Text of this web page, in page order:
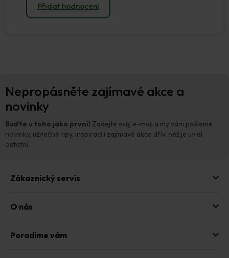
Přidat hodnocení
Nepropásněte zajímavé akce a
novinky
Buďte u toho jako první! Zadejte svůj e-mail a my vám pošleme
novinky, užitečné tipy, inspiraci i zajímavé akce dřív, než je uvidí
ostatní.
Zákaznický servis
O nás
Poradíme vám